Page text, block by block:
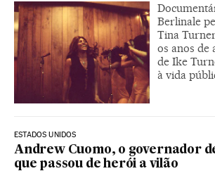
Berlinale
Tina
os anos de
de Ike
à vida
ESTADOS UNIDOS
Andrew Cuomo, o governador
que passou de herói a vilão